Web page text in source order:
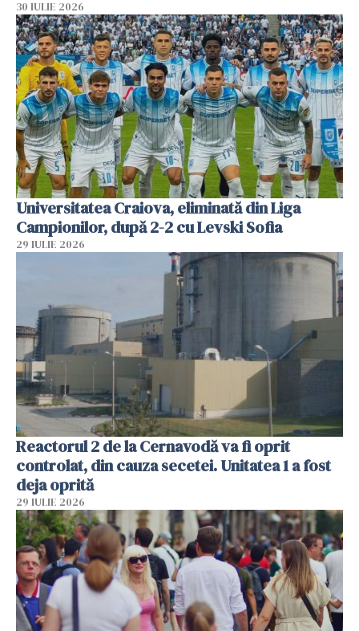
30 IULIE 2026
Universitatea Craiova, eliminată din Liga
Campionilor, după 2-2 cu Levski Sofia
29 IULIE 2026
Reactorul 2 de la Cernavodă va fi oprit
controlat, din cauza secetei. Unitatea 1 a fost
deja oprită
29 IULIE 2026